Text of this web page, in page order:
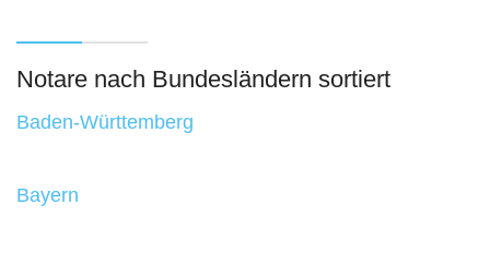
Notare nach Bundesländern sortiert
Baden-Württemberg
Bayern